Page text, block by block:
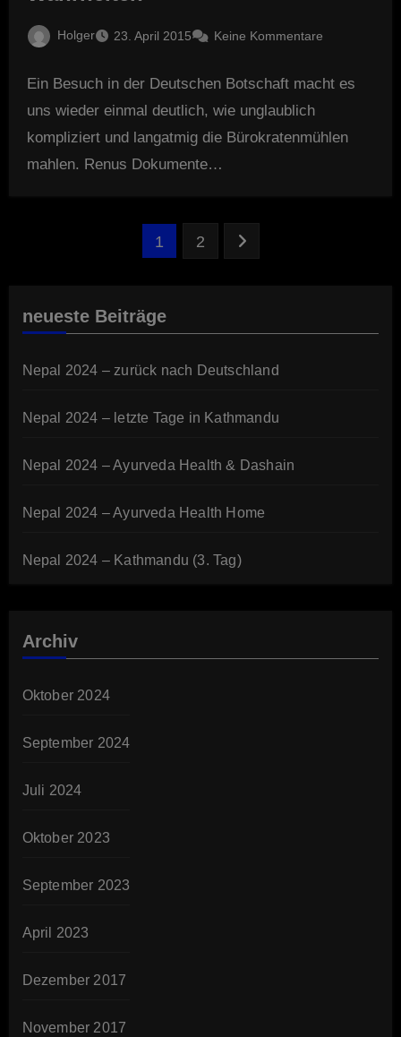
Holger 23. April 2015 Keine Kommentare
Ein Besuch in der Deutschen Botschaft macht es
uns wieder einmal deutlich, wie unglaublich
kompliziert und langatmig die Bürokratenmühlen
mahlen. Renus Dokumente…
Seitennummerierung
Beiträge
1 2
neueste Beiträge
Nepal 2024 – zurück nach Deutschland
Nepal 2024 – letzte Tage in Kathmandu
Nepal 2024 – Ayurveda Health & Dashain
Nepal 2024 – Ayurveda Health Home
Nepal 2024 – Kathmandu (3. Tag)
Archiv
Oktober 2024
September 2024
Juli 2024
Oktober 2023
September 2023
April 2023
Dezember 2017
November 2017